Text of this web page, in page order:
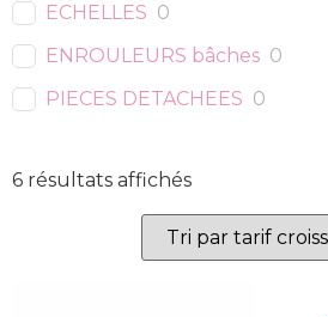
ECHELLES 0
ENROULEURS bâches 0
PIECES DETACHEES 0
6 résultats affichés